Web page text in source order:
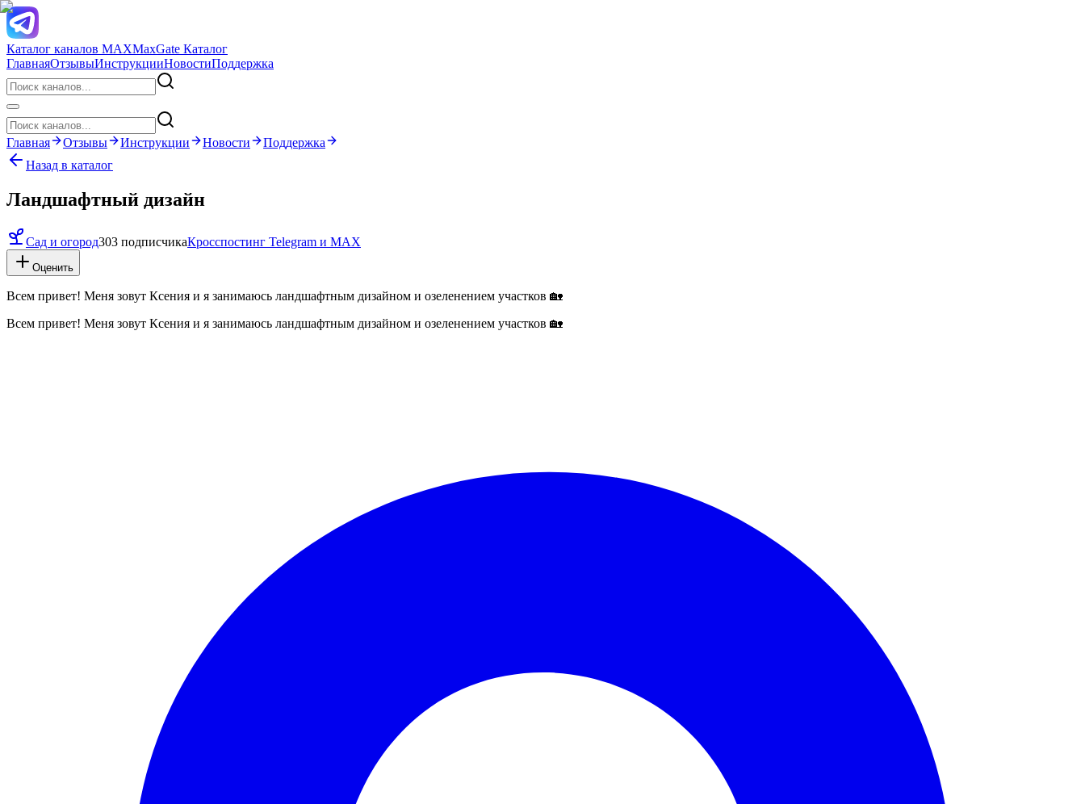
Каталог каналов MAXMaxGate Каталог
ГлавнаяОтзывыИнструкцииНовостиПоддержка
Главная Отзывы Инструкции Новости
Поддержка
Назад в каталог
Ландшафтный дизайн
Сад и огород303 подписчикаКросспостинг Telegram и MAX
Оценить
Всем привет! Меня зовут Ксения и я занимаюсь ландшафтным дизайном и озеленением участков 🏡
Всем привет! Меня зовут Ксения и я занимаюсь ландшафтным дизайном и озеленением участков 🏡